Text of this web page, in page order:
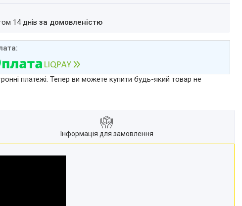
14 днів за домовленістю
платежі. Тепер ви можете купити будь-який товар не
Інформація для замовлення